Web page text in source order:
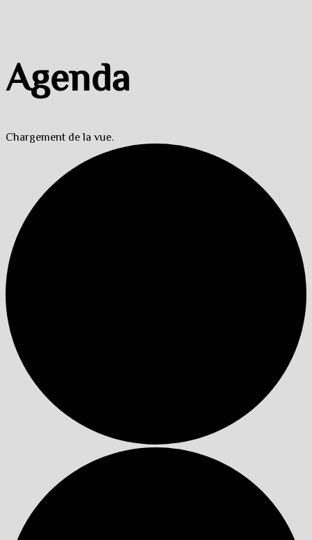
Agenda
Chargement de la vue.